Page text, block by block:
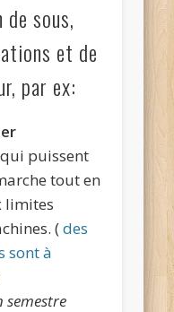
sous,
et de
par ex:
puissent
tout en
limites
(des
sont à